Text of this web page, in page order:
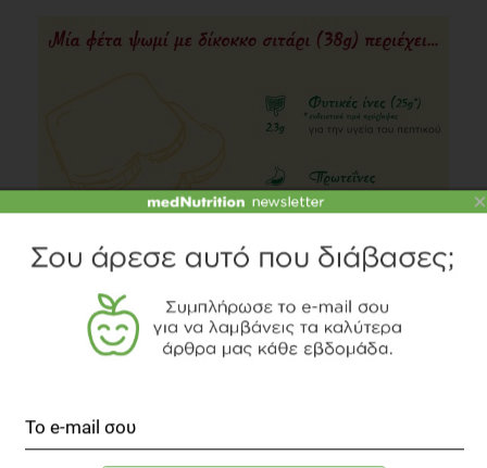
INFOGRAPHIC
Δίκοκκο Σιτάρι: Ένας διατροφικός «θησαυρός»
Διατροφή
1 λεπτό να διαβαστεί
×